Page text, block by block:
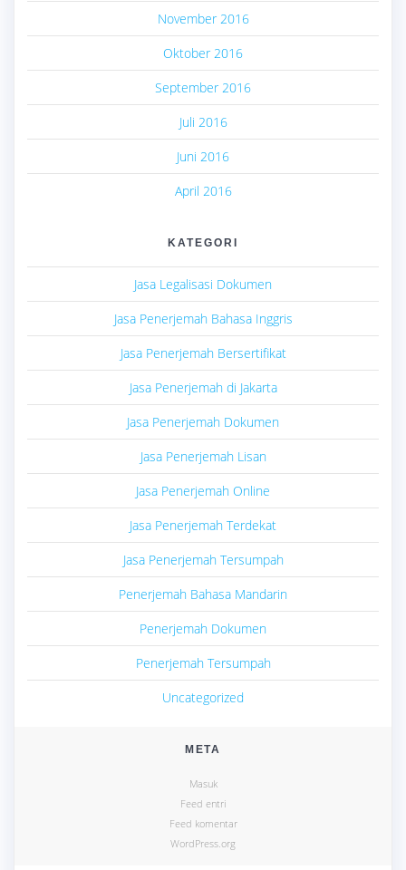
November 2016
Oktober 2016
September 2016
Juli 2016
Juni 2016
April 2016
KATEGORI
Jasa Legalisasi Dokumen
Jasa Penerjemah Bahasa Inggris
Jasa Penerjemah Bersertifikat
Jasa Penerjemah di Jakarta
Jasa Penerjemah Dokumen
Jasa Penerjemah Lisan
Jasa Penerjemah Online
Jasa Penerjemah Terdekat
Jasa Penerjemah Tersumpah
Penerjemah Bahasa Mandarin
Penerjemah Dokumen
Penerjemah Tersumpah
Uncategorized
META
Masuk
Feed entri
Feed komentar
WordPress.org